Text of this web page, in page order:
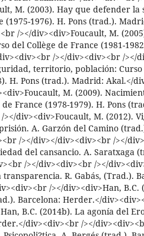
M. (2003). Hay que defender la
(1975-1976). H. Pons (trad.).
/></div><div>Foucault, M.
del Collège de France (1981-
/></div><div><br /></
territorio, población:
H. Pons (trad.). Madrid: Akal.</
M. (2009).
France (1978-1979). H. Pons
div><div>Foucault, M. (2012).
A. Garzón del Camino
/></div></div><div><br /></
del cansancio. A. Saratxaga
/></div><div><br /></
transparencia. R. Gabás, (Trad.).
/></div><div>Han, B.C.
Barcelona: Herder.</
B.C. (2014b). La agonía del
div><div><br /></